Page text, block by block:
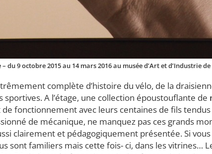
du 9 octobre 2015 au 14 mars 2016 au musée d’Art et d’Industrie
complète d’histoire du vélo, de la
A l’étage, une collection époustouflante de
fonctionnement avec leurs centaines de fils
de mécanique, ne manquez pas ces grands
clairement et pédagogiquement présentée. Si
sont familiers mais cette fois- ci, dans les vitrines…